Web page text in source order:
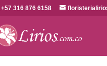
+57 316 876 6158